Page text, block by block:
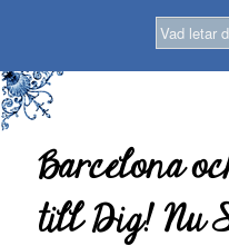
Barcelona
till Dig! Nu